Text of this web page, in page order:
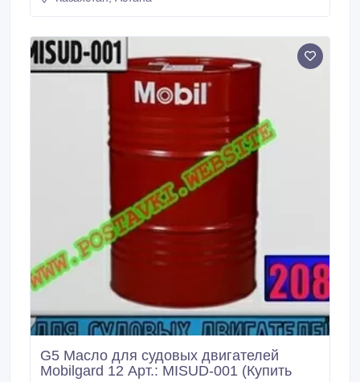
превосходную защиту колец и цилиндров и чистоту
при работе в тяжелых условиях на топливе с
содержанием серы от менее 0, 5 % до 5 %.
G5 Масло для судовых двигателей
Мobilgard 12 Арт.: MISUD-001 (Купить